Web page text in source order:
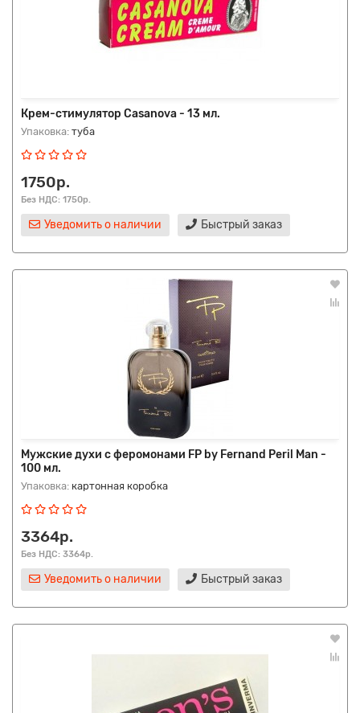
Крем-стимулятор Casanova - 13 мл.
Упаковка: туба
1750р.
Без НДС: 1750р.
Уведомить о наличии Быстрый заказ
Мужские духи с феромонами FP by Fernand Peril Man -
100 мл.
Упаковка: картонная коробка
3364р.
Без НДС: 3364р.
Уведомить о наличии Быстрый заказ